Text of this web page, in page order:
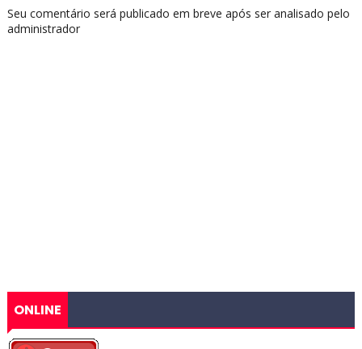
Seu comentário será publicado em breve após ser analisado pelo
administrador
ONLINE